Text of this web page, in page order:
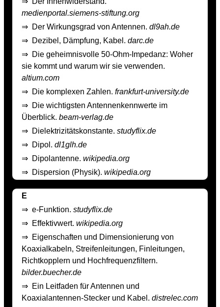
medienportal.siemens-stiftung.org
⇒ Der Wirkungsgrad von Antennen. dl9ah.de
⇒ Dezibel, Dämpfung, Kabel. darc.de
⇒ Die geheimnisvolle 50-Ohm-Impedanz: Woher
sie kommt und warum wir sie verwenden.
altium.com
⇒ Die komplexen Zahlen. frankfurt-university.de
⇒ Die wichtigsten Antennenkennwerte im
Überblick. beam-verlag.de
⇒ Dielektrizitätskonstante. studyflix.de
⇒ Dipol. dl1glh.de
⇒ Dipolantenne. wikipedia.org
⇒ Dispersion (Physik). wikipedia.org
E
⇒ e-Funktion. studyflix.de
⇒ Effektivwert. wikipedia.org
⇒ Eigenschaften und Dimensionierung von
Koaxialkabeln, Streifenleitungen, Finleitungen,
Richtkopplern und Hochfrequenzfiltern.
bilder.buecher.de
⇒ Ein Leitfaden für Antennen und
Koaxialantennen-Stecker und Kabel. distrelec.com